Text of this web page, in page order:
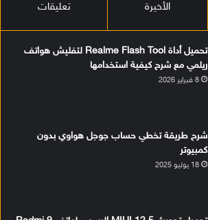
الأخيرة تعليقات
تحميل أداة Realme Flash Tool لتفليش هواتف
ريلمي مع شرح كيفية استخدامها
8 فبراير 2026
شرح طريقة تخطي حساب جوجل هواوي بدون
كمبيوتر
18 يوليو 2025